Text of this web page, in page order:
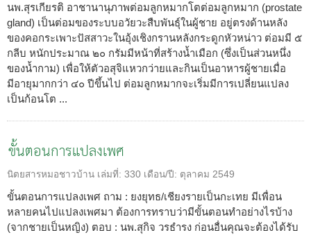
นพ.สุรเกียรติ อาชานานุภาพต่อมลูกหมากโตต่อมลูกหมาก (prostate
gland) เป็นต่อมของระบบอวัยวะสืบพันธุ์ในผู้ชาย อยู่ตรงด้านหลัง
ของคอกระเพาะปัสสาวะในอุ้งเชิงกรานหลังกระดูกหัวหน่าว ต่อมมี ๕
กลีบ หนักประมาณ ๒๐ กรัมมีหน้าที่สร้างน้ำเมือก (ซึ่งเป็นส่วนหนึ่ง
ของน้ำกาม) เพื่อให้ตัวอสุจิแหวกว่ายและกินเป็นอาหารผู้ชายเมื่อ
มีอายุมากกว่า ๔๐ ปีขึ้นไป ต่อมลูกหมากจะเริ่มมีการเปลี่ยนแปลง
เป็นก้อนโต ...
ขั้นตอนการแปลงเพศ
นิตยสารหมอชาวบ้าน เล่มที่: 330 เดือน/ปี: ตุลาคม 2549
ขั้นตอนการแปลงเพศ ถาม : ยงยุทธ/เชียงรายเป็นกะเทย มีเพื่อน
หลายคนไปแปลงเพศมา ต้องการทราบว่ามีขั้นตอนทำอย่างไรบ้าง
(จากชายเป็นหญิง) ตอบ : นพ.สุกิจ วรธำรง ก่อนอื่นคุณจะต้องได้รับ